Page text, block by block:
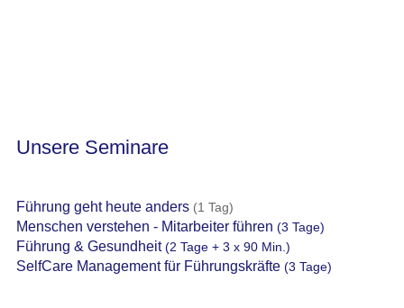
Unsere Seminare
Führung geht heute anders(1 Tag)
Menschen verstehen - Mitarbeiter führen (3 Tage)
Führung & Gesundheit(2 Tage + 3 x 90 Min.)
SelfCare Management für Führungskräfte(3 Tage)